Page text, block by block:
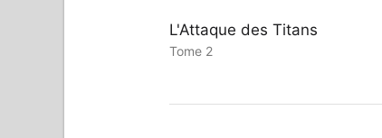
L'Attaque des Titans
Tome 2